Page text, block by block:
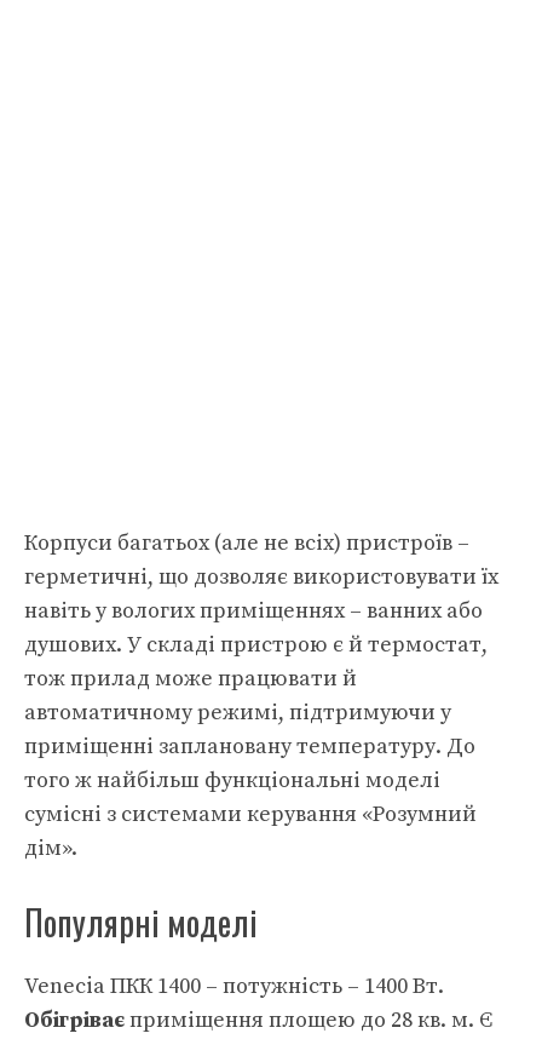
Корпуси багатьох (але не всіх) пристроїв –
герметичні, що дозволяє використовувати їх
навіть у вологих приміщеннях – ванних або
душових. У складі пристрою є й термостат,
тож прилад може працювати й
автоматичному режимі, підтримуючи у
приміщенні заплановану температуру. До
того ж найбільш функціональні моделі
сумісні з системами керування «Розумний
дім».
Популярні моделі
Venecia ПКК 1400 – потужність – 1400 Вт.
Обігріваєприміщення площею до 28 кв. м. Є